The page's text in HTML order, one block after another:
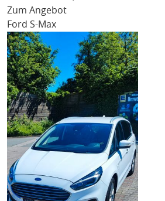
Zum Angebot
Ford S-Max